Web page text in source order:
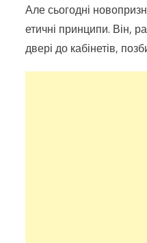
Але сьогодні
етичні принципи. Він,
двері до кабінетів,